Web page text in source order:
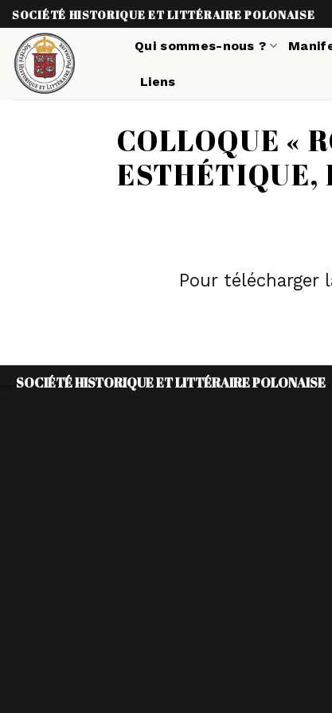
Skip
content
SOCIÉTÉ HISTORIQUE ET LITTÉRAIRE POLONAISE
Qui sommes-nous ?
Liens
COLLOQUE «
ESTHÉTIQUE,
Pour télécharger
SOCIÉTÉ HISTORIQUE ET LITTÉRAIRE POLONAISE